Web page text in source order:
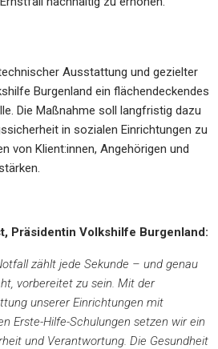
Ausstattung und gezielter
Burgenland ein flächendeckendes
Die Maßnahme soll langfristig dazu
in sozialen Einrichtungen zu
von Klient:innen, Angehörigen und
Präsidentin Volkshilfe Burgenland:
zählt jede Sekunde – und genau
vorbereitet zu sein. Mit der
unserer Einrichtungen mit
Erste-Hilfe-Schulungen setzen wir ein
und Verantwortung. Die Gesundheit